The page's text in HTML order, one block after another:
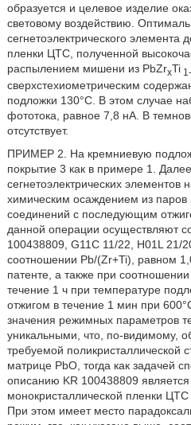
образуется и целевое изделие
световому воздействию.
сегнетоэлектрического элемента
пленки ЦТС, полученной
распылением мишени из PbZrxTi
сверхстехиометрическим
подложки 130°С. В этом случае
фототока, равное 7,8 нА. В
отсутствует.
ПРИМЕР 2. На кремниевую
покрытие 3 как в примере 1.
сегнетоэлектрических элементов
химическим осаждением из паров
соединений с последующим
данной операции осуществляют
100438809, G11C 11/22, H01L 21/
соотношении Pb/(Zr+Ti), равном
патенте, а также при
течение 1 ч при температуре
отжигом в течение 1 мин при
значения режимных параметров
уникальными, что, по-видимому,
требуемой поликристаллической
матрице PbО, тогда как задачей
описанию KR 100438809
монокристаллической пленки ЦТС
При этом имеет место